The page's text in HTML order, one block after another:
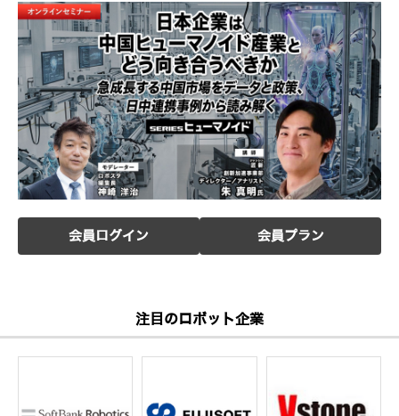
会員ログイン 会員プラン
注目のロボット企業